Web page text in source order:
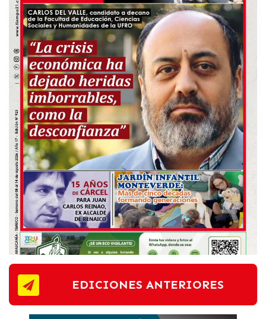
EDICIONES ANTERIORES